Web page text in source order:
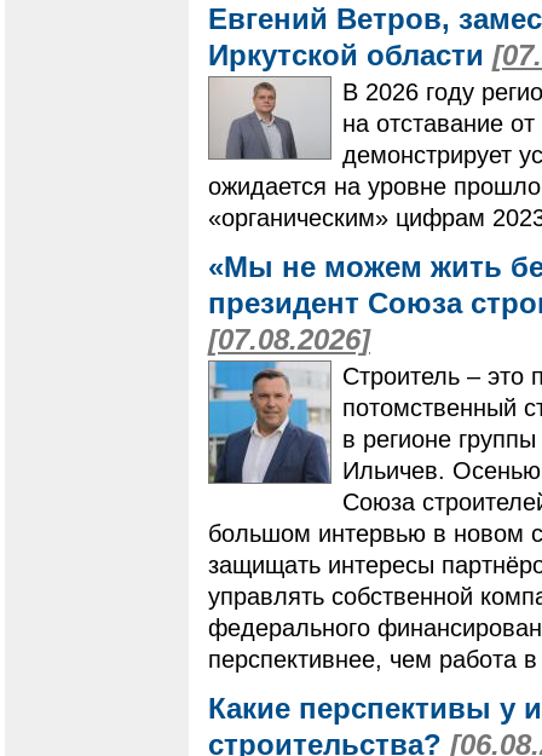
Евгений Ветров,
Иркутской области
В 2026 году
на отставание
демонстрирует
ожидается на уровне
«органическим» цифрам
«Мы не можем жить
президент Союза
[07.08.2026]
Строитель – это
потомственный
в регионе
Ильичев.
Союза
большом интервью в новом
защищать интересы
управлять собственной
федерального
перспективнее, чем работа в
Какие перспективы у
строительства?